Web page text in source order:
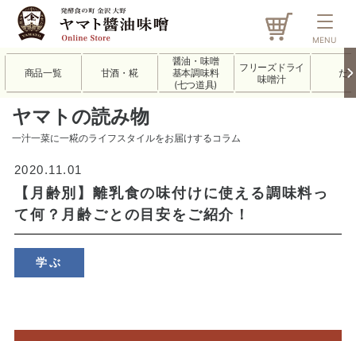
MENU
商品一覧 甘酒・糀
醤油・味噌
基本調味料
(七つ道具)
フリーズドライ
味噌汁
だ
ヤマトの読み物
一汁一菜に一糀のライフスタイルをお届けするコラム
2020.11.01
【月齢別】離乳食の味付けに使える調味料っ
て何？月齢ごとの目安をご紹介！
学ぶ